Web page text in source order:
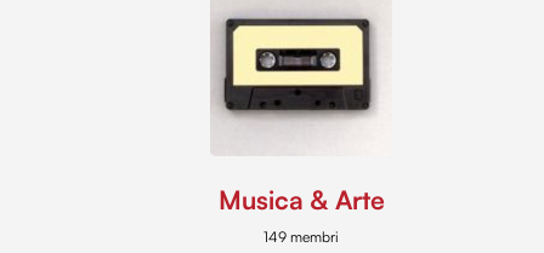
Musica & Arte
149 membri